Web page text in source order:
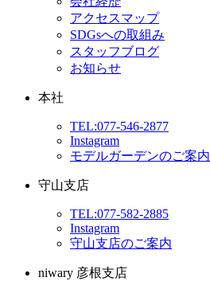
アクセスマップ
SDGsへの取組み
スタッフブログ
お知らせ
本社
TEL:077-546-2877
Instagram
モデルガーデンのご案内
守山支店
TEL:077-582-2885
Instagram
守山支店のご案内
niwary 彦根支店